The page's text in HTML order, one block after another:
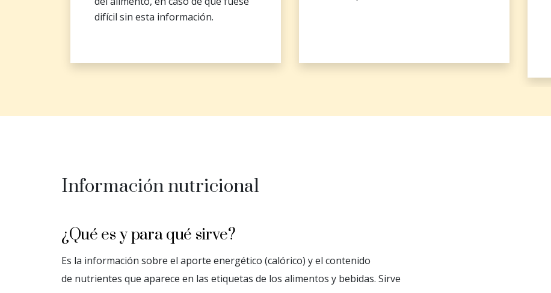
difícil sin esta información.
Información nutricional
¿Qué es y para qué sirve?
Es la información sobre el aporte energético (calórico) y el contenido
de nutrientes que aparece en las etiquetas de los alimentos y bebidas. Sirve